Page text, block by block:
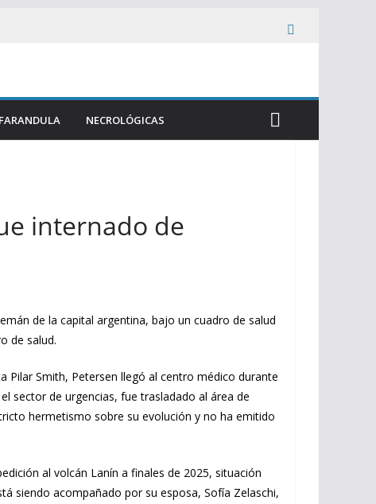
FARANDULA NECROLÓGICAS
internado de
de la capital argentina, bajo un cuadro de salud
de salud.
Pilar Smith, Petersen llegó al centro médico durante
sector de urgencias, fue trasladado al área de
hermetismo sobre su evolución y no ha emitido
al volcán Lanín a finales de 2025, situación
siendo acompañado por su esposa, Sofía Zelaschi,